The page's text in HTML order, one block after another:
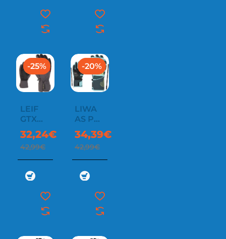
-25%
LEIF
GTX
JUNIOR
32,24€
42,99€
-20%
LIWA
AS PR
GIRLS
34,39€
42,99€